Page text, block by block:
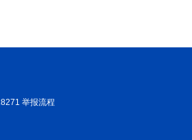
举报流程